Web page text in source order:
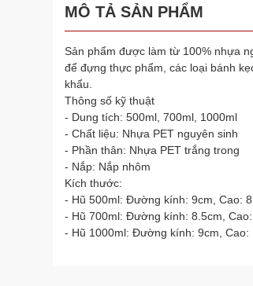
MÔ TẢ SẢN PHẨM
Sản phẩm được làm từ 100% nhựa
để đựng thực phẩm, các loại bánh
khẩu.
Thông số kỹ thuật
- Dung tích: 500ml, 700ml, 1000ml
- Chất liệu: Nhựa PET nguyên sinh
- Phần thân: Nhựa PET trắng trong
- Nắp: Nắp nhôm
Kích thước:
- Hũ 500ml: Đường kính: 9cm, Cao:
- Hũ 700ml: Đường kính: 8.5cm,
- Hũ 1000ml: Đường kính: 9cm, Cao: